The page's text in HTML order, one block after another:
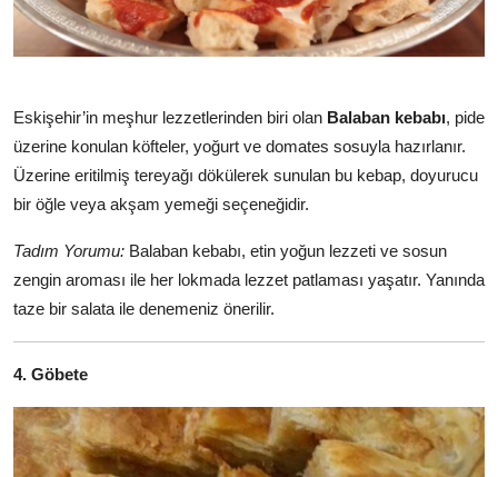
Eskişehir’in meşhur lezzetlerinden biri olan Balaban kebabı, pide
üzerine konulan köfteler, yoğurt ve domates sosuyla hazırlanır.
Üzerine eritilmiş tereyağı dökülerek sunulan bu kebap, doyurucu
bir öğle veya akşam yemeği seçeneğidir.
Tadım Yorumu: Balaban kebabı, etin yoğun lezzeti ve sosun
zengin aroması ile her lokmada lezzet patlaması yaşatır. Yanında
taze bir salata ile denemeniz önerilir.
4. Göbete